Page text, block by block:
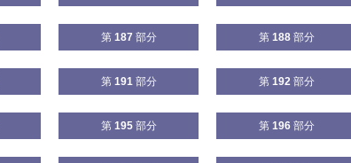
第 187 部分 第 188部分
第 191部分 第 192部分
第 195部分 第 196部分